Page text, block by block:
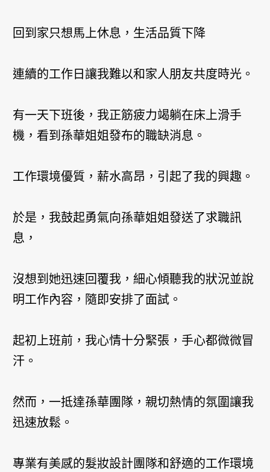
回到家只想馬上休息，生活品質下降
連續的工作日讓我難以和家人朋友共度時光。
有一天下班後，我正筋疲力竭躺在床上滑手
機，看到孫華姐姐發布的職缺消息。
工作環境優質，薪水高昂，引起了我的興趣。
於是，我鼓起勇氣向孫華姐姐發送了求職訊
息，
沒想到她迅速回覆我，細心傾聽我的狀況並說
明工作內容，隨即安排了面試。
起初上班前，我心情十分緊張，手心都微微冒
汗。
然而，一抵達孫華團隊，親切熱情的氛圍讓我
迅速放鬆。
專業有美感的髮妝設計團隊和舒適的工作環境